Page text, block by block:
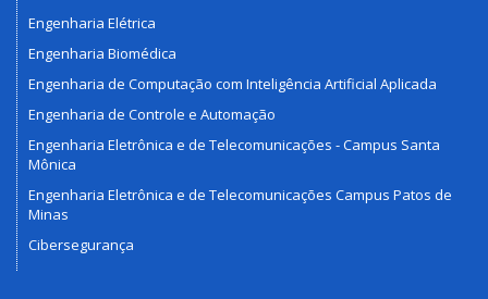
Engenharia Elétrica
Engenharia Biomédica
Engenharia de Computação com Inteligência Artificial Aplicada
Engenharia de Controle e Automação
Engenharia Eletrônica e de Telecomunicações - Campus Santa
Mônica
Engenharia Eletrônica e de Telecomunicações Campus Patos de
Minas
Cibersegurança